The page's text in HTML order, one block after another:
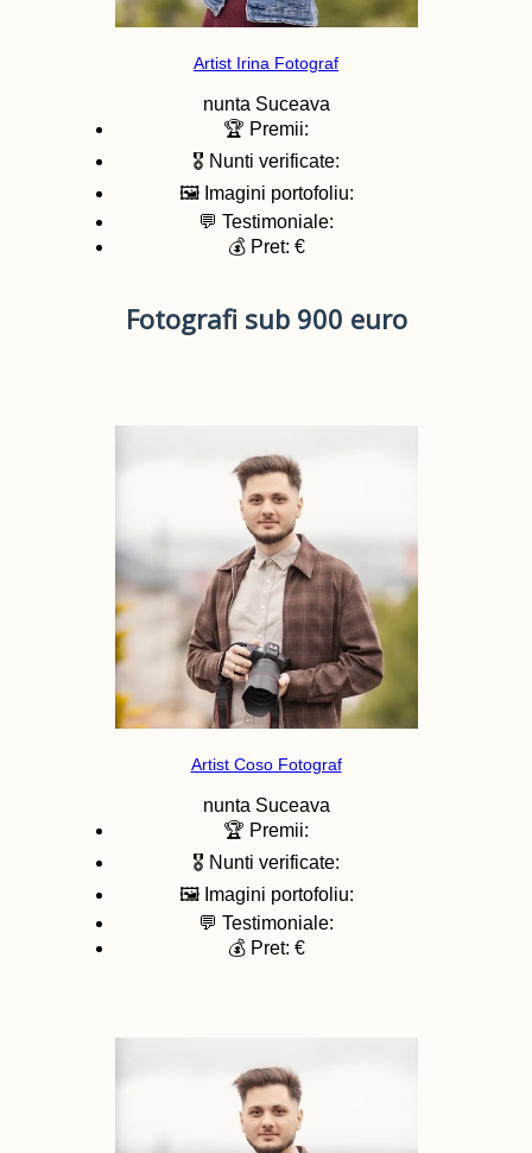
Artist Irina Fotograf
nunta Suceava
🏆 Premii:
🎖️ Nunti verificate:
🖼️ Imagini portofoliu:
💬 Testimoniale:
💰 Pret: €
Fotografi sub 900 euro
Artist Coso Fotograf
nunta Suceava
🏆 Premii:
🎖️ Nunti verificate:
🖼️ Imagini portofoliu:
💬 Testimoniale:
💰 Pret: €